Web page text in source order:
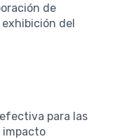
de
del
para las
impacto